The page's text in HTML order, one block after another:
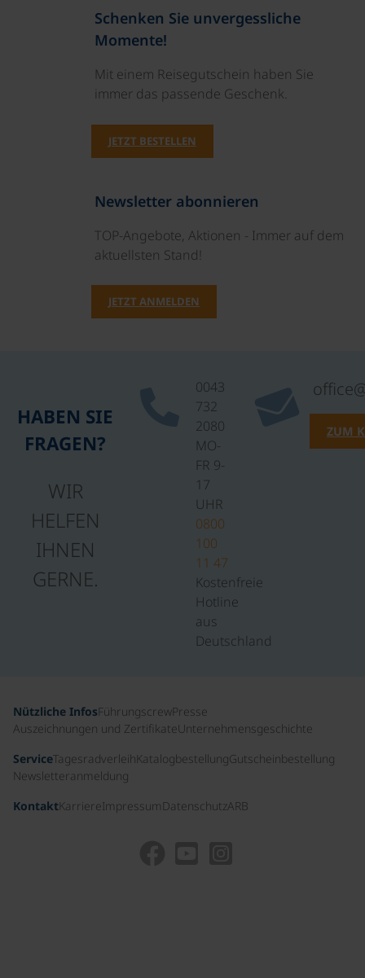
Schenken Sie unvergessliche
Momente!
Mit einem Reisegutschein haben Sie
immer das passende Geschenk.
JETZT BESTELLEN
Newsletter abonnieren
TOP-Angebote, Aktionen - Immer auf dem
aktuellsten Stand!
JETZT ANMELDEN
HABEN SIE
FRAGEN?
WIR
HELFEN
IHNEN
GERNE.
0043
732
2080
MO-
FR 9-
17
UHR
0800
100
11 47
Kostenfreie
Hotline
aus
Deutschland
ZUM
Nützliche InfosFührungscrewPresse
Auszeichnungen und ZertifikateUnternehmensgeschichte
ServiceTagesradverleihKatalogbestellungGutscheinbestellung
Newsletteranmeldung
KontaktKarriereImpressum DatenschutzARB